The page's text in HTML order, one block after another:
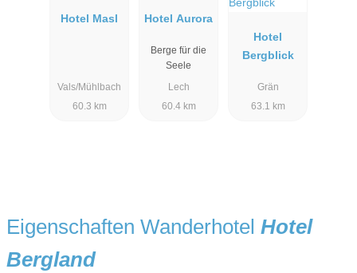
Hotel Masl
Vals/Mühlbach
60.3 km
Hotel Aurora
Berge für die
Seele
Lech
60.4 km
Hotel
Bergblick
Grän
63.1 km
Eigenschaften Wanderhotel Hotel
Bergland